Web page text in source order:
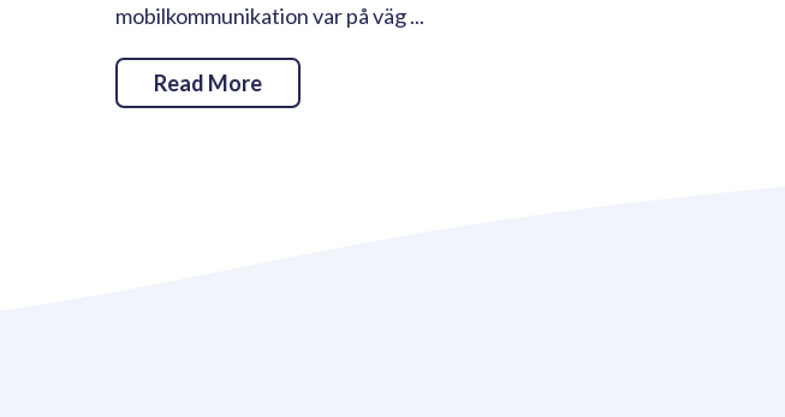
mobilkommunikation var på väg ...
Read More